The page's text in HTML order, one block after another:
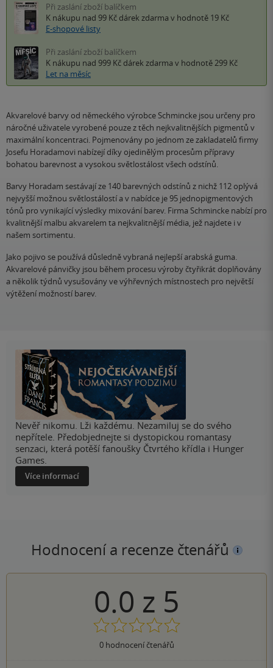
Při zaslání zboží balíčkem
K nákupu nad 99 Kč dárek zdarma v hodnotě 19 Kč
E-shopové listy
Při zaslání zboží balíčkem
K nákupu nad 999 Kč dárek zdarma v hodnotě 299 Kč
Let na měsíc
Akvarelové barvy od německého výrobce Schmincke jsou určeny pro
náročné uživatele vyrobené pouze z těch nejkvalitnějších pigmentů v
maximální koncentraci. Pojmenovány po jednom ze zakladatelů firmy
Josefu Horadamovi nabízejí díky ojedinělým procesům přípravy
bohatou barevnost a vysokou světlostálost všech odstínů.
Barvy Horadam sestávají ze 140 barevných odstínů z nichž 112 oplývá
nejvyšší možnou světlostálostí a v nabídce je 95 jednopigmentových
tónů pro vynikající výsledky mixování barev. Firma Schmincke nabízí pro
kvalitnější malbu akvarelem ta nejkvalitnější média, jež najdete i v
našem sortimentu.
Jako pojivo se používá důsledně vybraná nejlepší arabská guma.
Akvarelové pánvičky jsou během procesu výroby čtyřikrát doplňovány
a několik týdnů vysušovány ve výhřevných místnostech pro největší
výtěžení možností barev.
Nevěř nikomu. Lži každému. Nezamiluj se do svého
nepřítele. Předobjednejte si dystopickou romantasy
senzaci, která potěší fanoušky Čtvrtého křídla i Hunger
Games.
Více informací
Hodnocení a recenze čtenářů
0.0 z 5
0hodnocení čtenářů